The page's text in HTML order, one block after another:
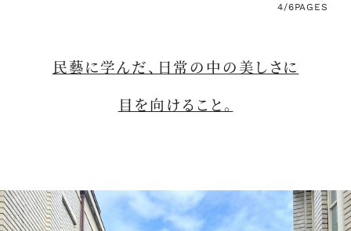
4/6PAGES
民藝に学んだ、日常の中の美しさに
目を向けること。